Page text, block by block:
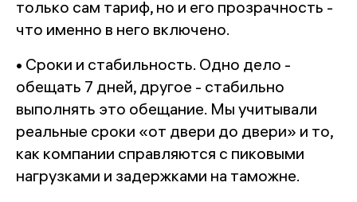
только сам тариф, но и его прозрачность -
что именно в него включено.
• Сроки и стабильность. Одно дело -
обещать 7 дней, другое - стабильно
выполнять это обещание. Мы учитывали
реальные сроки «от двери до двери» и то,
как компании справляются с пиковыми
нагрузками и задержками на таможне.